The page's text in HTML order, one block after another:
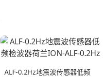
ALF-0.2Hz地震波传感器低频